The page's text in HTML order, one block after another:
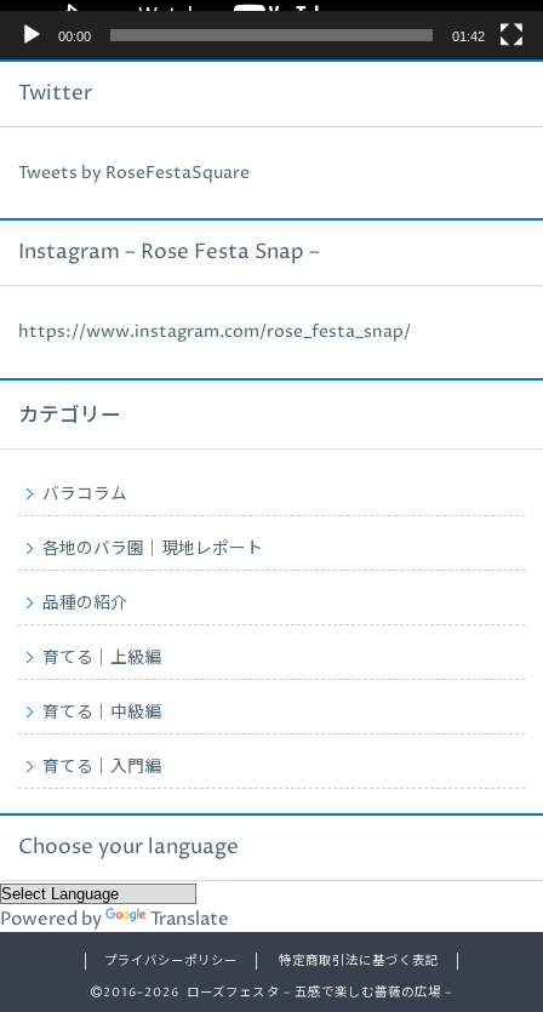
00:00 01:42
Twitter
Tweets by RoseFestaSquare
Instagram – Rose Festa Snap –
https://www.instagram.com/rose_festa_snap/
カテゴリー
バラコラム
各地のバラ園｜現地レポート
品種の紹介
育てる｜上級編
育てる｜中級編
育てる｜入門編
Choose your language
Powered by Translate
プライバシーポリシー
特定商取引法に基づく表記
2016–2026 ローズフェスタ – 五感で楽しむ薔薇の広場 –